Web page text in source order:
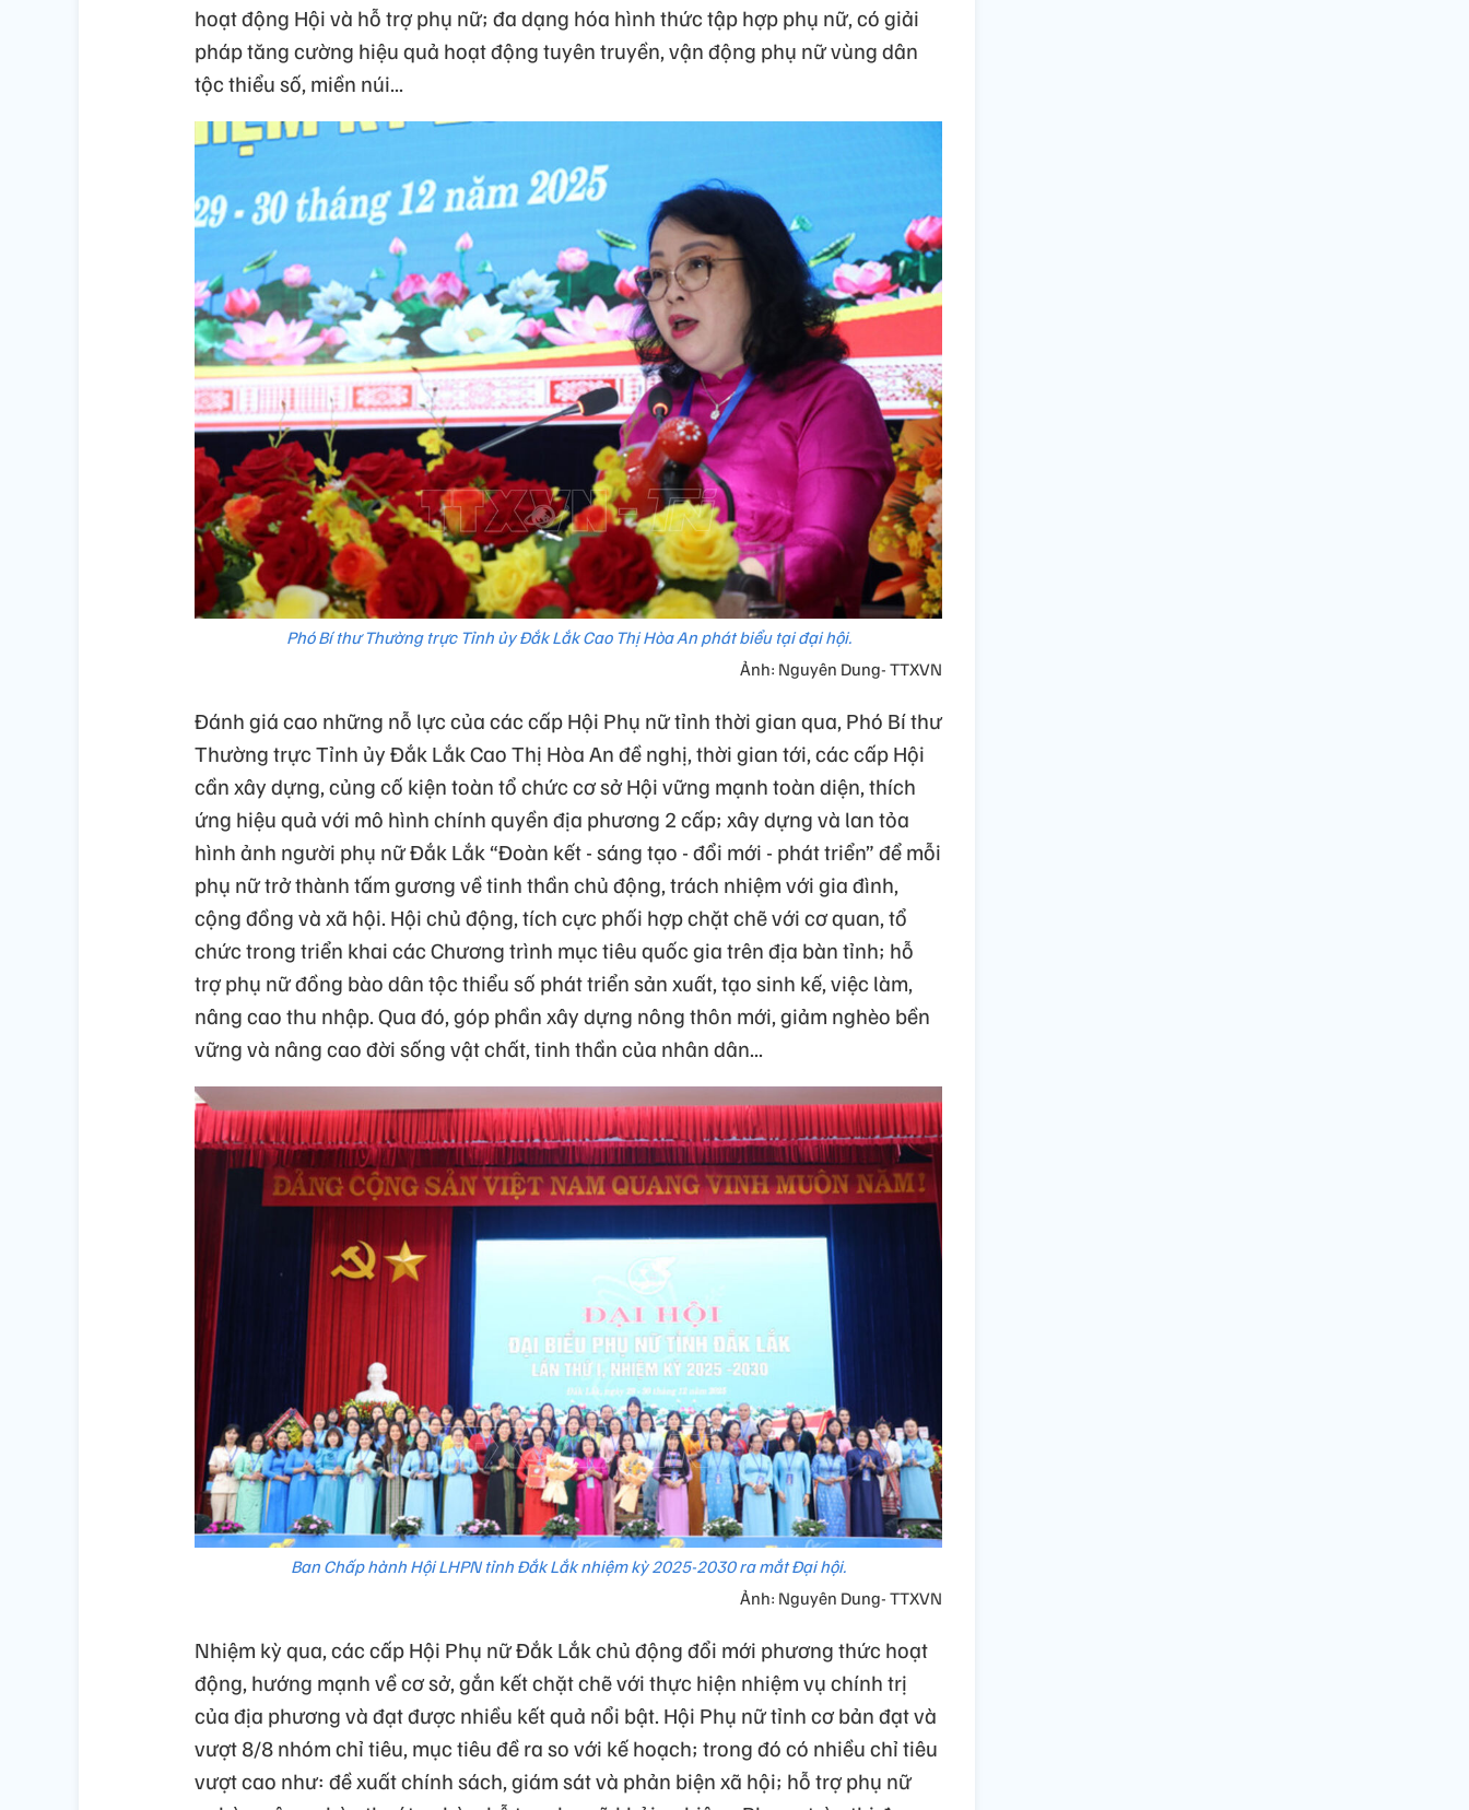
hoạt động Hội và hỗ trợ phụ nữ; đa dạng hóa hình thức tập hợp phụ nữ, có giải
pháp tăng cường hiệu quả hoạt động tuyên truyền, vận động phụ nữ vùng dân
tộc thiểu số, miền núi...
Phó Bí thư Thường trực Tỉnh ủy Đắk Lắk Cao Thị Hòa An phát biểu tại đại hội.
Ảnh: Nguyên Dung- TTXVN
Đánh giá cao những nỗ lực của các cấp Hội Phụ nữ tỉnh thời gian qua, Phó Bí thư
Thường trực Tỉnh ủy Đắk Lắk Cao Thị Hòa An đề nghị, thời gian tới, các cấp Hội
cần xây dựng, củng cố kiện toàn tổ chức cơ sở Hội vững mạnh toàn diện, thích
ứng hiệu quả với mô hình chính quyền địa phương 2 cấp; xây dựng và lan tỏa
hình ảnh người phụ nữ Đắk Lắk “Đoàn kết - sáng tạo - đổi mới - phát triển” để mỗi
phụ nữ trở thành tấm gương về tinh thần chủ động, trách nhiệm với gia đình,
cộng đồng và xã hội. Hội chủ động, tích cực phối hợp chặt chẽ với cơ quan, tổ
chức trong triển khai các Chương trình mục tiêu quốc gia trên địa bàn tỉnh; hỗ
trợ phụ nữ đồng bào dân tộc thiểu số phát triển sản xuất, tạo sinh kế, việc làm,
nâng cao thu nhập. Qua đó, góp phần xây dựng nông thôn mới, giảm nghèo bền
vững và nâng cao đời sống vật chất, tinh thần của nhân dân...
Ban Chấp hành Hội LHPN tỉnh Đắk Lắk nhiệm kỳ 2025-2030 ra mắt Đại hội.
Ảnh: Nguyên Dung- TTXVN
Nhiệm kỳ qua, các cấp Hội Phụ nữ Đắk Lắk chủ động đổi mới phương thức hoạt
động, hướng mạnh về cơ sở, gắn kết chặt chẽ với thực hiện nhiệm vụ chính trị
của địa phương và đạt được nhiều kết quả nổi bật. Hội Phụ nữ tỉnh cơ bản đạt và
vượt 8/8 nhóm chỉ tiêu, mục tiêu đề ra so với kế hoạch; trong đó có nhiều chỉ tiêu
vượt cao như: đề xuất chính sách, giám sát và phản biện xã hội; hỗ trợ phụ nữ